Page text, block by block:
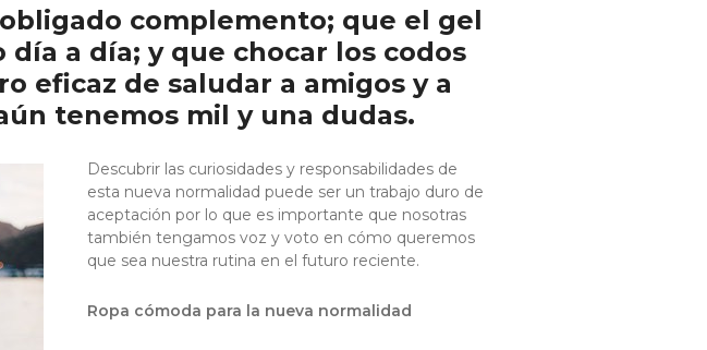
complemento; que el gel
a día; y que chocar los codos
eficaz de saludar a amigos y a
tenemos mil y una dudas.
Descubrir las curiosidades y responsabilidades de
esta nueva normalidad puede ser un trabajo duro de
aceptación por lo que es importante que nosotras
también tengamos voz y voto en cómo queremos
que sea nuestra rutina en el futuro reciente.
Ropa cómoda para la nueva normalidad